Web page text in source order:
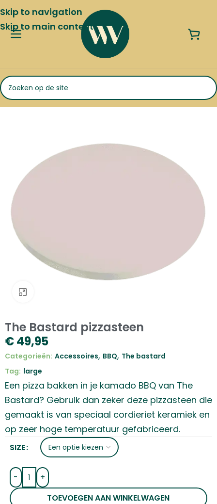
Skip to navigation
Skip to main content
The Bastard pizzasteen
€49,95
Categorieën: Accessoires, BBQ, The bastard
Tag: large
Een pizza bakken in je kamado BBQ van The
Bastard? Gebruik dan zeker deze pizzasteen die
gemaakt is van speciaal cordieriet keramiek en
op zeer hoge temperatuur gefabriceerd.
SIZE
-
+
TOEVOEGEN AAN WINKELWAGEN